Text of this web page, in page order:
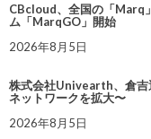
CBcloud、全国の「Marq
ム「MarqGO」開始
2026年8月5日
株式会社Univearth、倉吉
ネットワークを拡大〜
2026年8月5日